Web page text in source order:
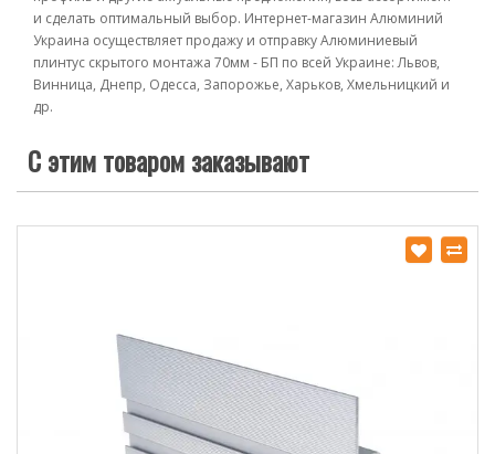
и сделать оптимальный выбор. Интернет-магазин Алюминий
Украина осуществляет продажу и отправку Алюминиевый
плинтус скрытого монтажа 70мм - БП по всей Украине: Львов,
Винница, Днепр, Одесса, Запорожье, Харьков, Хмельницкий и
др.
С этим товаром заказывают